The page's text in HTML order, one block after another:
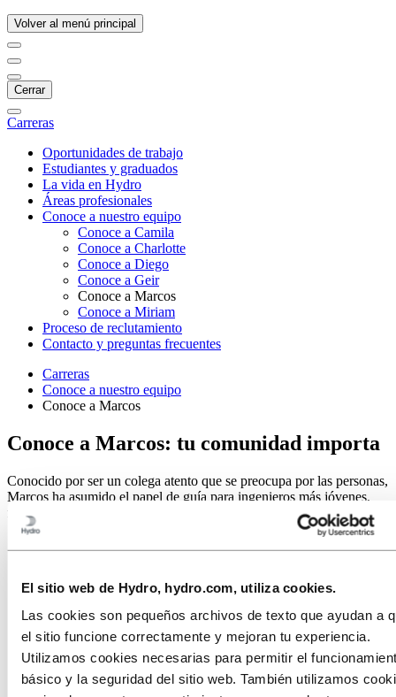
El sitio web de Hydro, hydro.com, utiliza cookies.
Las cookies son pequeños archivos de texto que ayudan a
el sitio funcione correctamente y mejoran tu experiencia.
Utilizamos cookies necesarias para permitir el
básico y la seguridad del sitio web. También utilizamos
Volver al menú principal
Cerrar
Carreras
Oportunidades de trabajo
Estudiantes y graduados
La vida en Hydro
Áreas profesionales
Conoce a nuestro equipo
Conoce a Camila
Conoce a Charlotte
Conoce a Diego
Conoce a Geir
Conoce a Marcos
Conoce a Miriam
Proceso de reclutamiento
Contacto y preguntas frecuentes
Carreras
Conoce a nuestro equipo
Conoce a Marcos
Conoce a Marcos: tu comunidad importa
Conocido por ser un colega atento que se preocupa por las personas,
Marcos ha asumido el papel de guía para ingenieros más jóvenes,
fomentando un entorno de trabajo de apoyo.